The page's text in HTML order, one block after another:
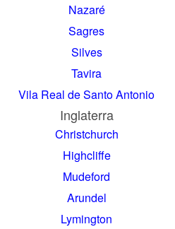
Nazaré
Sagres
Silves
Tavira
Vila Real de Santo Antonio
Inglaterra
Christchurch
Highcliffe
Mudeford
Arundel
Lymington